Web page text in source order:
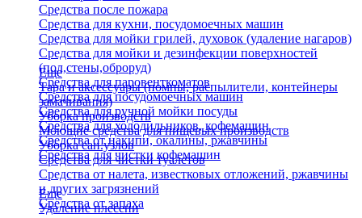
Средства после пожара
Средства для кухни, посудомоечных машин
Средства для мойки грилей, духовок (удаление нагаров)
Средства для мойки и дезинфекции поверхностей
(пол,стены,оброруд)
Средства для паровенткоматов
Средства для посудомоечных машин
Средства для ручной мойки посуды
Средства для холодильников, кофемашин
Средства от накипи, окалины, ржавчины
Средства для чистки кофемашин
Еще
Тара и аксессуары (помпы, распылители, контейнеры
замачивания)
Уборка производств
Моющие средства для пищевых производств
Уборка сан.узлов
Средства для чистки туалетов
Средства от налета, известковых отложений, ржавчины
и других загрязнений
Средства от запаха
Еще
Удаление плесени